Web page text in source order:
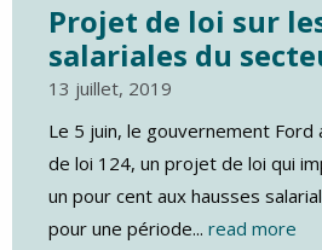
Projet de loi sur
salariales du
13 juillet, 2019
Le 5 juin, le gouvernement
de loi 124, un projet de loi qui
un pour cent aux hausses
pour une période... read more